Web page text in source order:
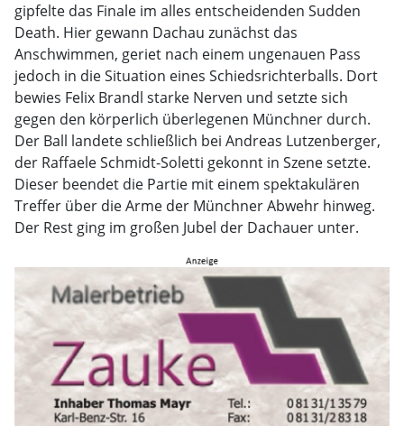
gipfelte das Finale im alles entscheidenden Sudden
Death. Hier gewann Dachau zunächst das
Anschwimmen, geriet nach einem ungenauen Pass
jedoch in die Situation eines Schiedsrichterballs. Dort
bewies Felix Brandl starke Nerven und setzte sich
gegen den körperlich überlegenen Münchner durch.
Der Ball landete schließlich bei Andreas Lutzenberger,
der Raffaele Schmidt-Soletti gekonnt in Szene setzte.
Dieser beendet die Partie mit einem spektakulären
Treffer über die Arme der Münchner Abwehr hinweg.
Der Rest ging im großen Jubel der Dachauer unter.